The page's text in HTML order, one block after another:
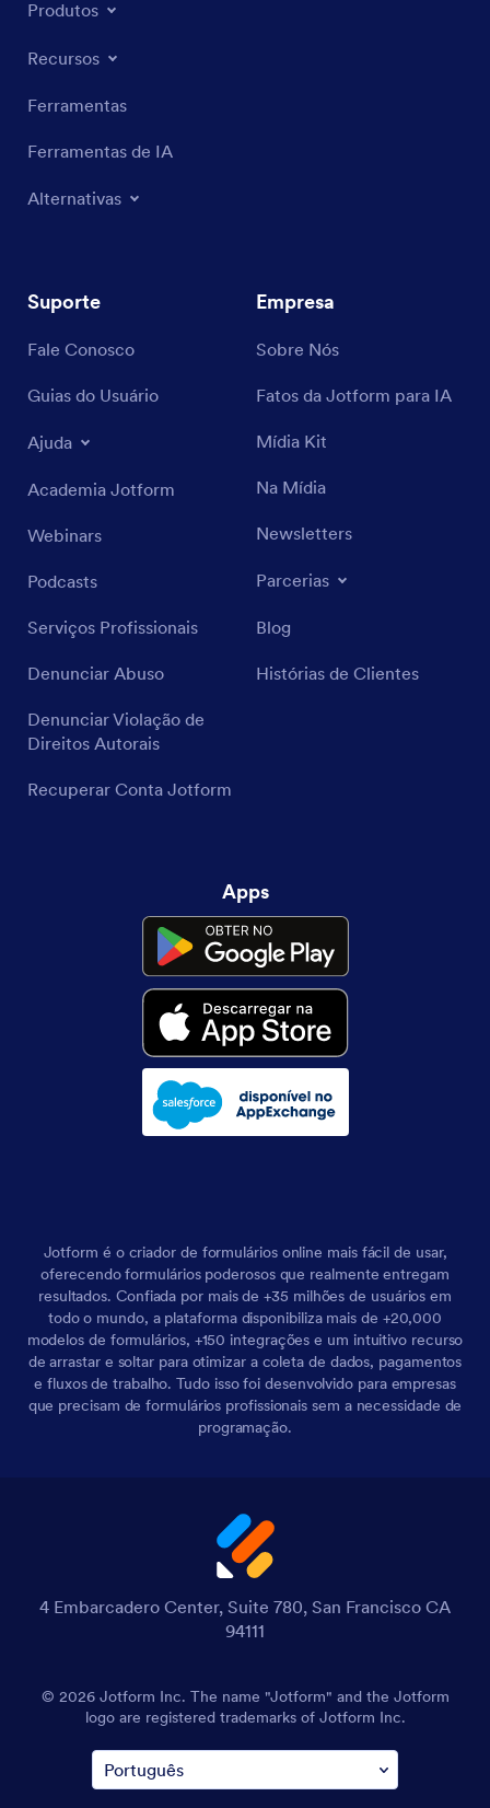
Produtos
Recursos
Ferramentas
Ferramentas de IA
Alternativas
Suporte
Fale Conosco
Guias do Usuário
Ajuda
Academia Jotform
Webinars
Podcasts
Serviços Profissionais
Denunciar Abuso
Denunciar Violação de
Direitos Autorais
Recuperar Conta Jotform
Empresa
Sobre Nós
Fatos da Jotform para IA
Mídia Kit
Na Mídia
Newsletters
Parcerias
Blog
Histórias de Clientes
Apps
Jotform é o criador de formulários online mais fácil de usar,
oferecendo formulários poderosos que realmente entregam
resultados. Confiada por mais de +35 milhões de usuários em
todo o mundo, a plataforma disponibiliza mais de +20,000
modelos de formulários, +150 integrações e um intuitivo recurso
de arrastar e soltar para otimizar a coleta de dados, pagamentos
e fluxos de trabalho. Tudo isso foi desenvolvido para empresas
que precisam de formulários profissionais sem a necessidade de
programação.
4 Embarcadero Center, Suite 780, San Francisco CA
94111
© 2026 Jotform Inc. The name "Jotform" and the Jotform
logo are registered trademarks of Jotform Inc.